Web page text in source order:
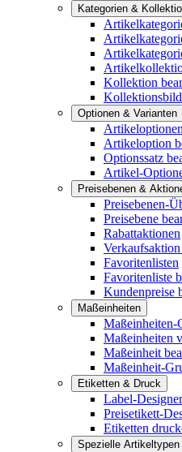
Kategorien &
Kollektion
Optionen & Varianten
Artikeloptionen
Artikeloption
Optionssatz
Artikel-
Preisebenen &
Preisebenen-
Preisebene
Rabattaktionen
Verkaufsaktion
Favoritenlisten
Favoritenliste
Kundenpreise
Maßeinheiten
Maßeinheiten-
Maßeinheiten
Maßeinheit
Maßeinheit-
Etiketten & Druck
Label-Designer
Preisetikett-
Etiketten
Spezielle Artikeltypen